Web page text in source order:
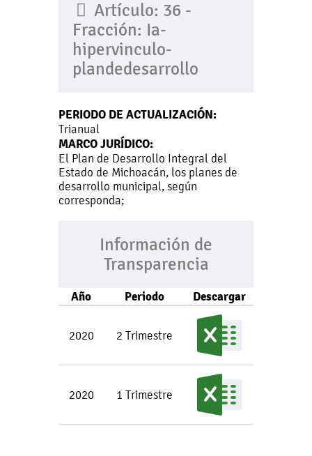
Artículo: 36 -
Fracción: Ia-
hipervinculo-
plandedesarrollo
PERIODO DE ACTUALIZACIÓN:
Trianual
MARCO JURÍDICO:
El Plan de Desarrollo Integral del
Estado de Michoacán, los planes de
desarrollo municipal, según
corresponda;
Información de
Transparencia
Año Periodo Descargar
2020 2 Trimestre
2020 1 Trimestre